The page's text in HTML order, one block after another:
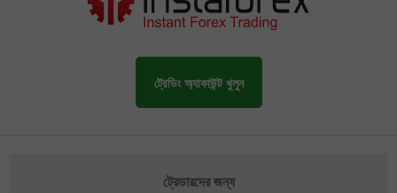
ট্রেডিং অ্যাকাউন্ট খুলুন
ট্রেডারদের জন্য